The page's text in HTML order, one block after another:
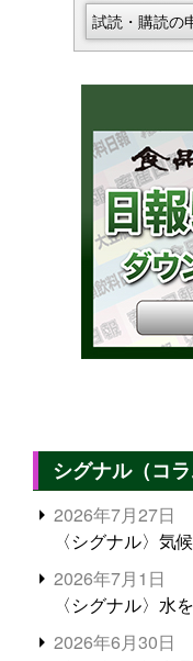
試読・購読の
シグナル（コラ
2026年7月27日
〈シグナル〉気
2026年7月1日
〈シグナル〉水
2026年6月30日